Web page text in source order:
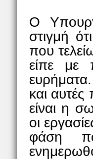
Ο
στιγμή
που
είπε με
και
είναι η
οι
φάση